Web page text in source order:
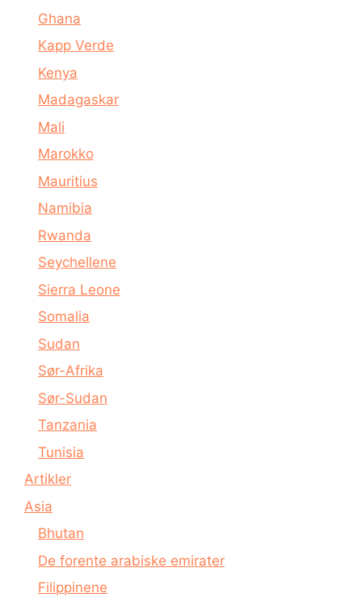
Ghana
Kapp Verde
Kenya
Madagaskar
Mali
Marokko
Mauritius
Namibia
Rwanda
Seychellene
Sierra Leone
Somalia
Sudan
Sør-Afrika
Sør-Sudan
Tanzania
Tunisia
Artikler
Asia
Bhutan
De forente arabiske emirater
Filippinene